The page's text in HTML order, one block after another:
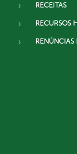
RECEITAS
RECURSOS
RENÚNCIAS